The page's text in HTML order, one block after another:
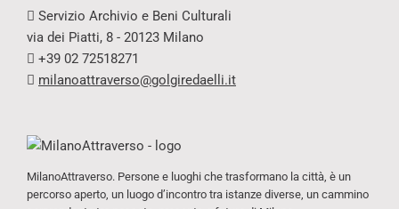
Servizio Archivio e Beni Culturali
via dei Piatti, 8 - 20123 Milano
+39 02 72518271
milanoattraverso@golgiredaelli.it
MilanoAttraverso. Persone e luoghi che trasformano la città, è un
percorso aperto, un luogo d’incontro tra istanze diverse, un cammino